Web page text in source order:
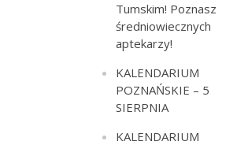
Tumskim! Poznasz
średniowiecznych
aptekarzy!
KALENDARIUM
POZNAŃSKIE – 5
SIERPNIA
KALENDARIUM